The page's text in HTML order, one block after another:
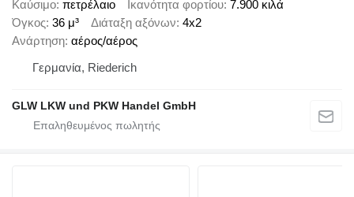
Καύσιμο πετρέλαιο Ικανότητα φορτίου 7.900 κιλά
Όγκος 36 μ³ Διάταξη αξόνων 4x2
Ανάρτηση αέρος/αέρος
Γερμανία, Riederich
GLW LKW und PKW Handel GmbH